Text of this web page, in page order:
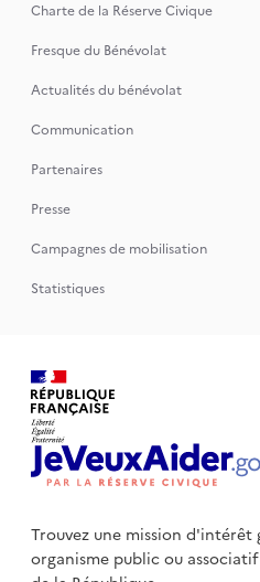
Charte de la Réserve Civique
Fresque du Bénévolat
Actualités du bénévolat
Communication
Partenaires
Presse
Campagnes de mobilisation
Statistiques
Trouvez une mission d'intérêt
organisme publicou